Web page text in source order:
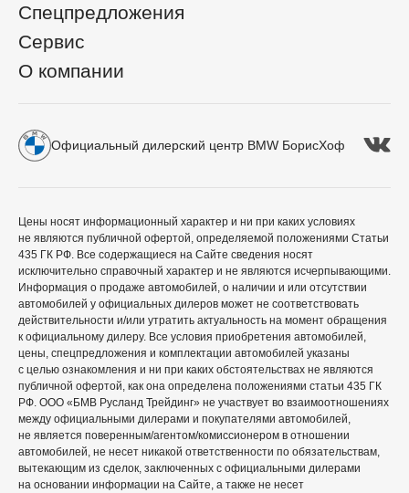
Спецпредложения
Сервис
О компании
Официальный дилерский центр BMW БорисХоф
Цены носят информационный характер и ни при каких условиях
не являются публичной офертой, определяемой положениями Статьи
435 ГК РФ. Все содержащиеся на Сайте сведения носят
исключительно справочный характер и не являются исчерпывающими.
Информация о продаже автомобилей, о наличии и или отсутствии
автомобилей у официальных дилеров может не соответствовать
действительности и/или утратить актуальность на момент обращения
к официальному дилеру. Все условия приобретения автомобилей,
цены, спецпредложения и комплектации автомобилей указаны
с целью ознакомления и ни при каких обстоятельствах не являются
публичной офертой, как она определена положениями статьи 435 ГК
РФ. ООО «БМВ Русланд Трейдинг» не участвует во взаимоотношениях
между официальными дилерами и покупателями автомобилей,
не является поверенным/агентом/комиссионером в отношении
автомобилей, не несет никакой ответственности по обязательствам,
вытекающим из сделок, заключенных с официальными дилерами
на основании информации на Сайте, а также не несет